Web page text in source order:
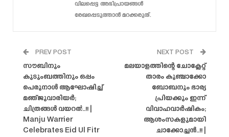
വിലപ്പെട്ട അഭിപ്രായങ്ങൾ
രേഖപ്പെടുത്താൻ മറക്കരുത്.
PREV POST
സൗബിനും
കുടുംബത്തിനും ഒപ്പം
പെരുനാൾ ആഘോഷിച്ച്
മഞ്ജുവാരിയർ;
ചിത്രങ്ങൾ വയറൽ..!! |
Manju Warrier
Celebrates Eid Ul Fitr
NEXT POST
മലയാളത്തിന്റെ ചോക്ലേറ്റ്
താരം കുഞ്ചാക്കോ
ബോബനും ഭാര്യ
പ്രിയക്കും ഇന്ന്
വിവാഹവാർഷികം;
ആശംസകളുമായി
ചാക്കോച്ചൻ..!! |